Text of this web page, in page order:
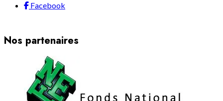
Facebook
Nos partenaires